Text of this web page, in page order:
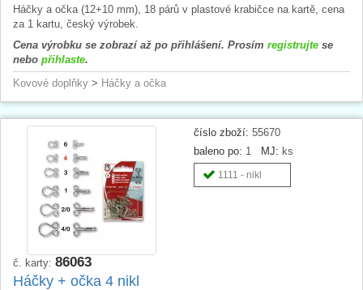
Háčky a očka (12+10 mm), 18 párů v plastové krabičce na kartě, cena
za 1 kartu, český výrobek.
Cena výrobku se zobrazí až po přihlášení. Prosím registrujte se
nebo přihlaste.
Kovové doplňky > Háčky a očka
číslo zboží: 55670
baleno po: 1 MJ: ks
1111 - nikl
č. karty: 86063
Háčky + očka 4 nikl